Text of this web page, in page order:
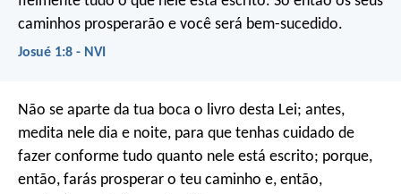
caminhos prosperarão e você será bem-sucedido.
Josué 1:8 - NVI
Não se aparte da tua boca o livro desta Lei; antes,
medita nele dia e noite, para que tenhas cuidado de
fazer conforme tudo quanto nele está escrito; porque,
então, farás prosperar o teu caminho e, então,